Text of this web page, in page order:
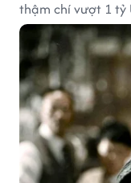
thậm chí vượt 1 tỷ